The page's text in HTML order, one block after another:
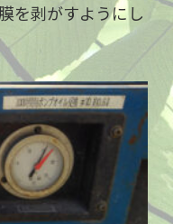
を剥がすようにし